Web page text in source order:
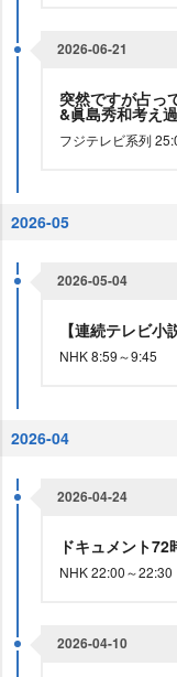
2026-06-21
突然ですが占っ
&眞島秀和考え
フジテレビ系列
2026-05
2026-05-04
【連続テレビ
NHK 8:59～9:45
2026-04
2026-04-24
ドキュメント
NHK 22:00～22:30
2026-04-10